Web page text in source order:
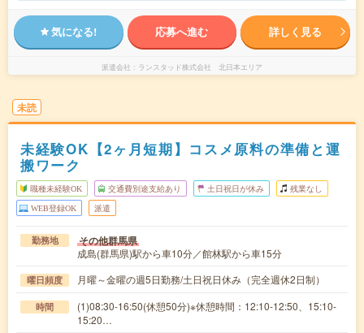
気になる! 応募へ進む 詳しく見る
派遣会社 ランスタッド株式会社 北日本エリア
未読
未経験OK【2ヶ月短期】コスメ原料の準備と運
搬ワーク
職種未経験OK 交通費別途支給あり 土日祝日が休み 残業なし
WEB登録OK 派遣
勤務地 その他群馬県
成島(群馬県)駅から車10分／館林駅から車15分
曜日頻度 月曜～金曜の週5日勤務/土日祝日休み（完全週休2日制）
時間
(1)08:30-16:50(休憩50分)※休憩時間：12:10-12:50、15:10-
15:20…